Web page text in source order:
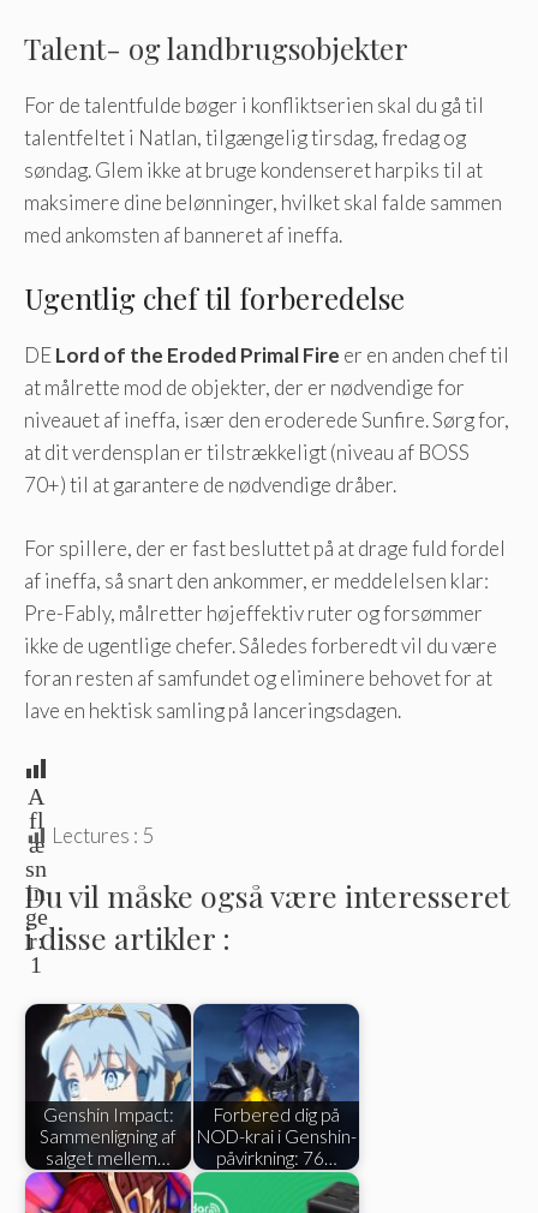
Talent- og landbrugsobjekter
For de talentfulde bøger i konfliktserien skal du gå til
talentfeltet i Natlan, tilgængelig tirsdag, fredag og
søndag. Glem ikke at bruge kondenseret harpiks til at
maksimere dine belønninger, hvilket skal falde sammen
med ankomsten af banneret af ineffa.
Ugentlig chef til forberedelse
DELord of the Eroded Primal Fire er en anden chef til
at målrette mod de objekter, der er nødvendige for
niveauet af ineffa, især den eroderede Sunfire. Sørg for,
at dit verdensplan er tilstrækkeligt (niveau af BOSS
70+) til at garantere de nødvendige dråber.
For spillere, der er fast besluttet på at drage fuld fordel
af ineffa, så snart den ankommer, er meddelelsen klar:
Pre-Fably, målretter højeffektiv ruter og forsømmer
ikke de ugentlige chefer. Således forberedt vil du være
foran resten af samfundet og eliminere behovet for at
lave en hektisk samling på lanceringsdagen.
A
fl
æ
sn
in
ge
r:
1
Lectures : 5
Du vil måske også være interesseret
i disse artikler :
Genshin Impact:
Sammenligning af
salget mellem…
Forbered dig på
NOD-krai i Genshin-
påvirkning: 76…